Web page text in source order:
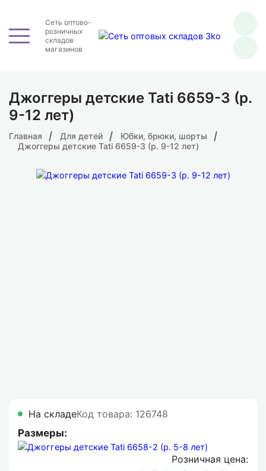
Сеть оптово-
розничных
складов
магазинов
Джоггеры детские Tati 6659-3 (р.
9-12 лет)
Главная Для детей
Юбки, брюки, шорты
Джоггеры детские Tati 6659-3 (р. 9-12 лет)
На складеКод товара: 126748
Размеры:
Розничная цена: